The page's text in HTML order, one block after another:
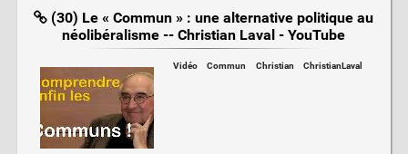
(30) Le « Commun » : une alternative politique au
néolibéralisme -- Christian Laval - YouTube
Vidéo Commun Christian ChristianLaval